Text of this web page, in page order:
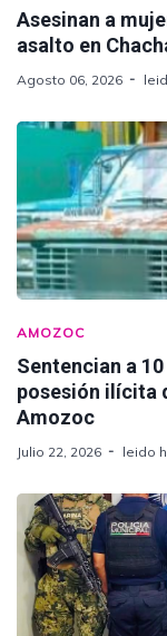
Asesinan a
asalto en
Agosto 06, 2026
AMOZOC
Sentencian a
posesión ilícita
Amozoc
Julio 22, 2026 leido